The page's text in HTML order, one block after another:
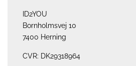
ID2YOU
Bornholmsvej 10
7400 Herning
CVR: DK29318964